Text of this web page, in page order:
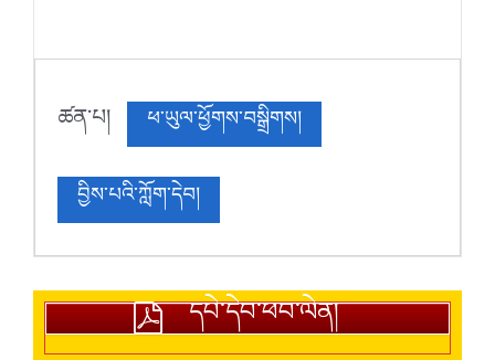
ཚན་པ།
ཕ་ཡུལ་ཕྱོགས་བསྒྲིགས།
བྱིས་པའི་ཀློག་དེབ།
དཔེ་དེབ་ཕབ་ལེན།